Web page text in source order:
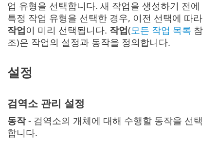
업 유형을 선택합니다. 새 작업을 생성하기 전에
특정 작업 유형을 선택한 경우, 이전 선택에 따라
작업이 미리 선택됩니다. 작업(모든 작업 목록 참
조)은 작업의 설정과 동작을 정의합니다.
설정
검역소 관리 설정
동작- 검역소의 개체에 대해 수행할 동작을 선택
합니다.